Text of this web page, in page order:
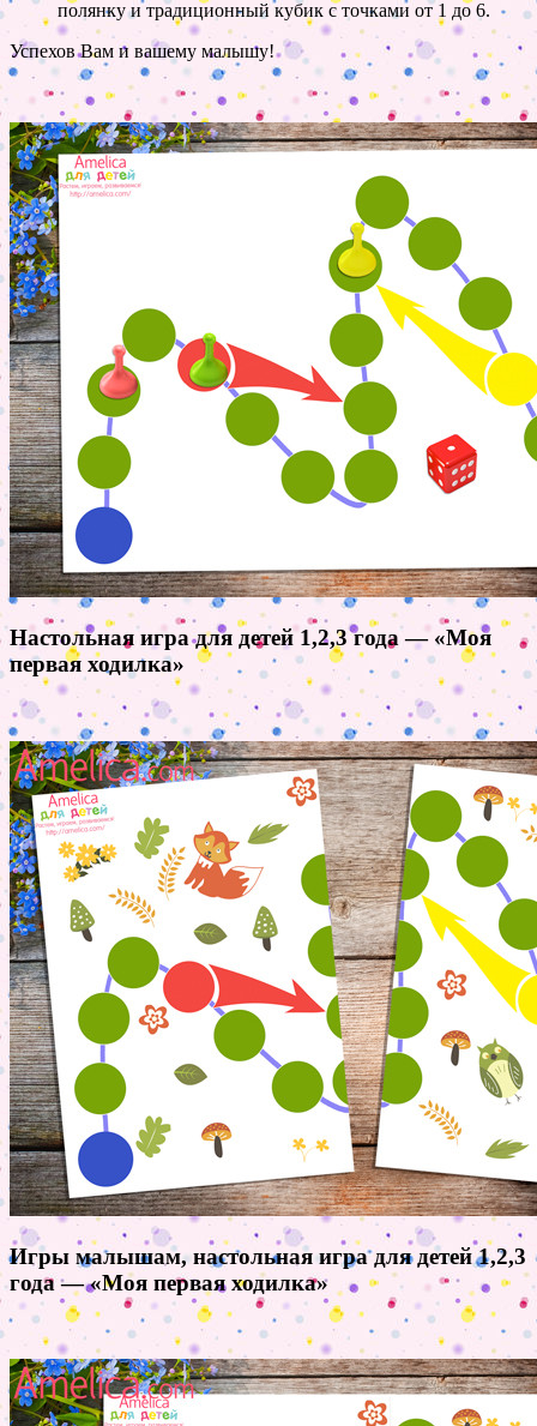
полянку и традиционный кубик с точками от 1 до 6.
Успехов Вам и вашему малышу!
Настольная игра для детей 1,2,3 года — «Моя
первая ходилка»
Игры малышам, настольная игра для детей 1,2,3
года — «Моя первая ходилка»